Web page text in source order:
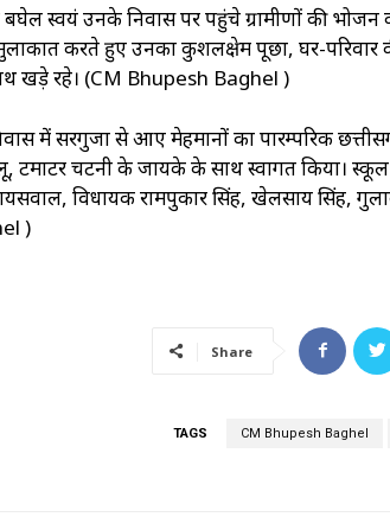
बघेल स्वयं उनके निवास पर पहुंचे ग्रामीणों की
करते हुए उनका कुशलक्षेम पूछा, घर-परिवार
खड़े रहे। (CM Bhupesh Baghel )
में सरगुजा से आए मेहमानों का पारम्परिक
चटनी के जायके के साथ स्वागत किया। स्कूल
विधायक रामपुकार सिंह, खेलसाय सिंह,
)
Share
TAGS CM Bhupesh Baghel